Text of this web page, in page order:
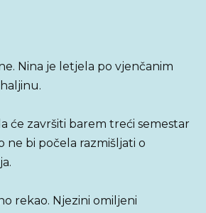
Nina je letjela po vjenčanim
će završiti barem treći semestar
bi počela razmišljati o
rekao. Njezini omiljeni